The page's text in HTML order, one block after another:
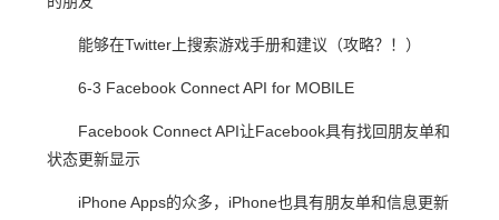
能够在Twitter上搜索游戏手册和建议（攻略？！）
6-3 Facebook Connect API for MOBILE
Facebook Connect API让Facebook具有找回朋友单和
状态更新显示
iPhone Apps的众多，iPhone也具有朋友单和信息更新